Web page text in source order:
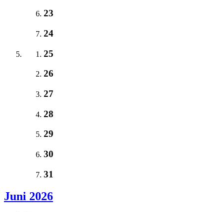
23
24
25
26
27
28
29
30
31
Juni 2026